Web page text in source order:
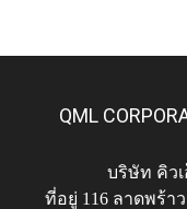
QML
บริษัท คิว
ที่อยู่ 116 ลาดพร้า